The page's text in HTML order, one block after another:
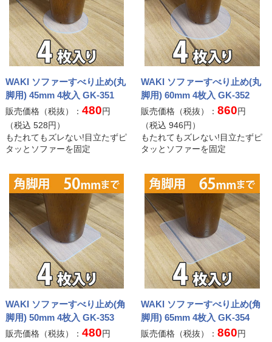
WAKI ソファーすべり止め(丸
脚用) 45mm 4枚入 GK-351
販売価格（税抜）： 480円
（税込 528円）
もたれてもズレない!目立たずピ
タッとソファーを固定
WAKI ソファーすべり止め(丸
脚用) 60mm 4枚入 GK-352
販売価格（税抜）：860円
（税込946円）
もたれてもズレない!目立たずピ
タッとソファーを固定
WAKI ソファーすべり止め(角
脚用) 50mm 4枚入 GK-353
販売価格（税抜）： 480円
WAKI ソファーすべり止め(角
脚用) 65mm 4枚入 GK-354
販売価格（税抜）：860円